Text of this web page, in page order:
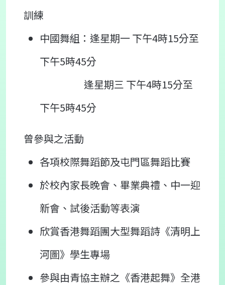
訓練
中國舞組：逢星期一 下午4時15分至
下午5時45分
逢星期三 下午4時15分至
下午5時45分
曾參與之活動
各項校際舞蹈節及屯門區舞蹈比賽
於校內家長晚會、畢業典禮、中一迎
新會、試後活動等表演
欣賞香港舞蹈團大型舞蹈詩《清明上
河圖》學生專場
參與由青協主辦之《香港起舞》全港